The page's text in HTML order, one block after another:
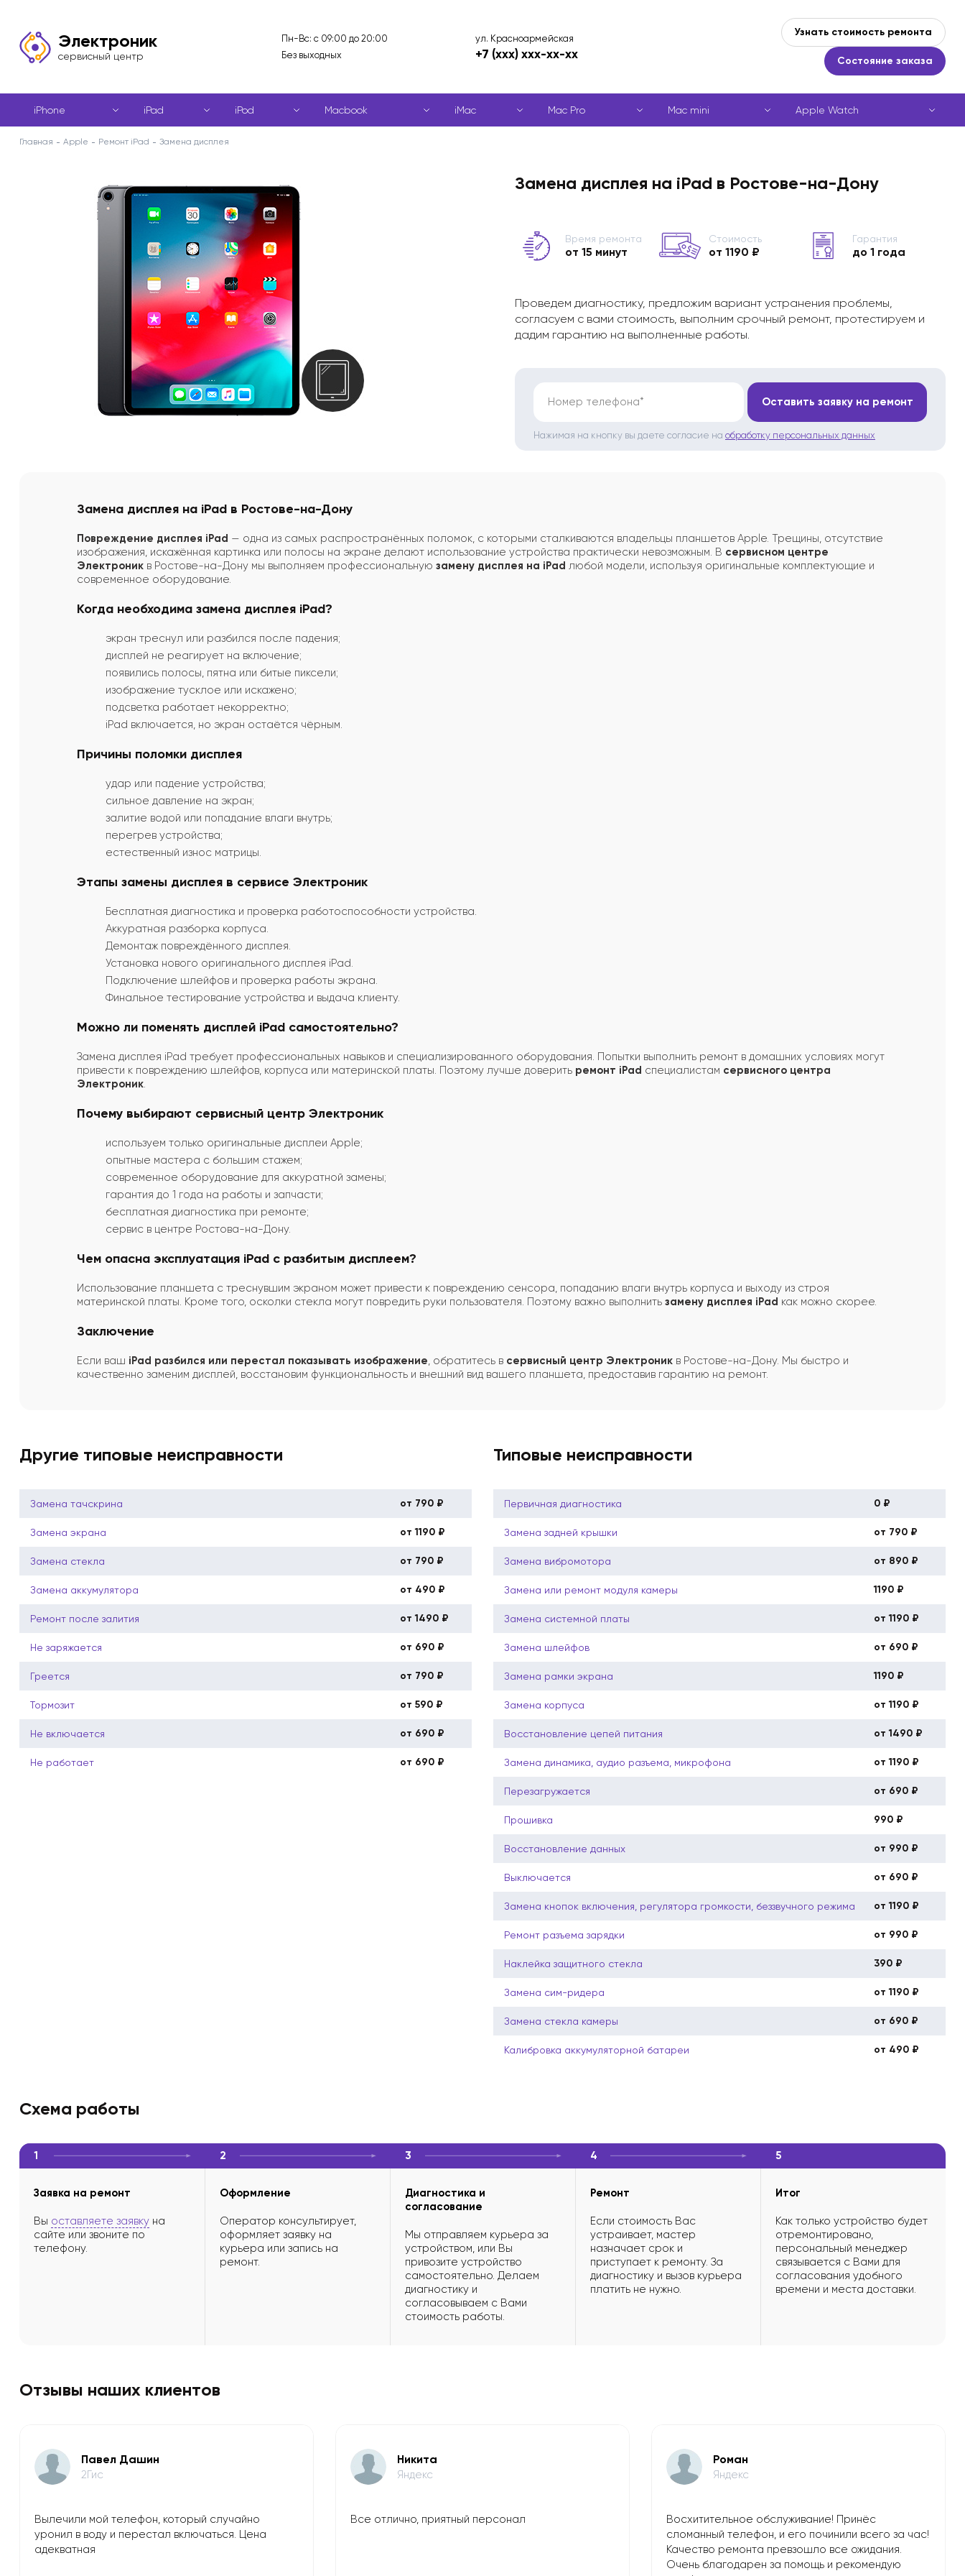
Электроник
сервисный центр
Пн-Вс: с 09:00 до 20:00
Без выходных
ул. Красноармейская
+7 (xxx) xxx-xx-xx
Узнать стоимость ремонта
Состояние заказа
iPhone iPad iPod Macbook iMac Mac Pro Mac mini Apple Watch
Главная Apple Ремонт iPad Замена дисплея
Замена дисплея на iPad в Ростове-на-Дону
Время ремонта
от 15 минут
Стоимость
от 1190 ₽
Гарантия
до 1 года
Проведем диагностику, предложим вариант устранения проблемы,
согласуем с вами стоимость, выполним срочный ремонт, протестируем и
дадим гарантию на выполненные работы.
Номер телефона* Оставить заявку на ремонт
Нажимая на кнопку вы даете согласие на обработку персональных данных
Замена дисплея на iPad в Ростове-на-Дону
Повреждение дисплея iPad — одна из самых распространённых поломок, с которыми сталкиваются владельцы планшетов Apple. Трещины, отсутствие
изображения, искажённая картинка или полосы на экране делают использование устройства практически невозможным. В сервисном центре
Электроник в Ростове-на-Дону мы выполняем профессиональную замену дисплея на iPad любой модели, используя оригинальные комплектующие и
современное оборудование.
Когда необходима замена дисплея iPad?
экран треснул или разбился после падения;
дисплей не реагирует на включение;
появились полосы, пятна или битые пиксели;
изображение тусклое или искажено;
подсветка работает некорректно;
iPad включается, но экран остаётся чёрным.
Причины поломки дисплея
удар или падение устройства;
сильное давление на экран;
залитие водой или попадание влаги внутрь;
перегрев устройства;
естественный износ матрицы.
Этапы замены дисплея в сервисе Электроник
Бесплатная диагностика и проверка работоспособности устройства.
Аккуратная разборка корпуса.
Демонтаж повреждённого дисплея.
Установка нового оригинального дисплея iPad.
Подключение шлейфов и проверка работы экрана.
Финальное тестирование устройства и выдача клиенту.
Можно ли поменять дисплей iPad самостоятельно?
Замена дисплея iPad требует профессиональных навыков и специализированного оборудования. Попытки выполнить ремонт в домашних условиях могут
привести к повреждению шлейфов, корпуса или материнской платы. Поэтому лучше доверить ремонт iPad специалистам сервисного центра
Электроник.
Почему выбирают сервисный центр Электроник
используем только оригинальные дисплеи Apple;
опытные мастера с большим стажем;
современное оборудование для аккуратной замены;
гарантия до 1 года на работы и запчасти;
бесплатная диагностика при ремонте;
сервис в центре Ростова-на-Дону.
Чем опасна эксплуатация iPad с разбитым дисплеем?
Использование планшета с треснувшим экраном может привести к повреждению сенсора, попаданию влаги внутрь корпуса и выходу из строя
материнской платы. Кроме того, осколки стекла могут повредить руки пользователя. Поэтому важно выполнить замену дисплея iPad как можно скорее.
Заключение
Если ваш iPad разбился или перестал показывать изображение, обратитесь в сервисный центр Электроник в Ростове-на-Дону. Мы быстро и
качественно заменим дисплей, восстановим функциональность и внешний вид вашего планшета, предоставив гарантию на ремонт.
Другие типовые неисправности
Замена тачскрина от 790 ₽
Замена экрана от 1190 ₽
Замена стекла от 790 ₽
Замена аккумулятора от 490 ₽
Ремонт после залития от 1490 ₽
Не заряжается от 690 ₽
Греется от 790 ₽
Тормозит от 590 ₽
Не включается от 690 ₽
Не работает от 690 ₽
Типовые неисправности
Первичная диагностика 0 ₽
Замена задней крышки от 790 ₽
Замена вибромотора от 890 ₽
Замена или ремонт модуля камеры 1190 ₽
Замена системной платы от 1190 ₽
Замена шлейфов от 690 ₽
Замена рамки экрана 1190 ₽
Замена корпуса от 1190 ₽
Восстановление цепей питания от 1490 ₽
Замена динамика, аудио разъема, микрофона от 1190 ₽
Перезагружается от 690 ₽
Прошивка 990 ₽
Восстановление данных от 990 ₽
Выключается от 690 ₽
Замена кнопок включения, регулятора громкости, беззвучного режима от 1190 ₽
Ремонт разъема зарядки от 990 ₽
Наклейка защитного стекла 390 ₽
Замена сим-ридера от 1190 ₽
Замена стекла камеры от 690 ₽
Калибровка аккумуляторной батареи от 490 ₽
Схема работы
1
Заявка на ремонт
Вы оставляете заявку на
сайте или звоните по
телефону.
2
Оформление
Оператор консультирует,
оформляет заявку на
курьера или запись на
ремонт.
3
Диагностика и
согласование
Мы отправляем курьера за
устройством, или Вы
привозите устройство
самостоятельно. Делаем
диагностику и
согласовываем с Вами
стоимость работы.
4
Ремонт
Если стоимость Вас
устраивает, мастер
назначает срок и
приступает к ремонту. За
диагностику и вызов курьера
платить не нужно.
5
Итог
Как только устройство будет
отремонтировано,
персональный менеджер
связывается с Вами для
согласования удобного
времени и места доставки.
Отзывы наших клиентов
​Павел Дашин
2Гис
Вылечили мой телефон, который случайно
уронил в воду и перестал включаться. Цена
адекватная
Никита
Яндекс
Все отлично, приятный персонал
Роман
Яндекс
Восхитительное обслуживание! Принёс
сломанный телефон, и его починили всего за час!
Качество ремонта превзошло все ожидания.
Очень благодарен за помощь и рекомендую